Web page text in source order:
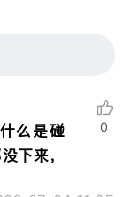
么是碰
下来，
0